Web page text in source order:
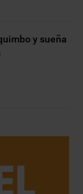
y sueña